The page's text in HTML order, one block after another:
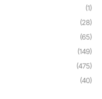
(1)
(28)
(65)
(149)
(475)
(40)